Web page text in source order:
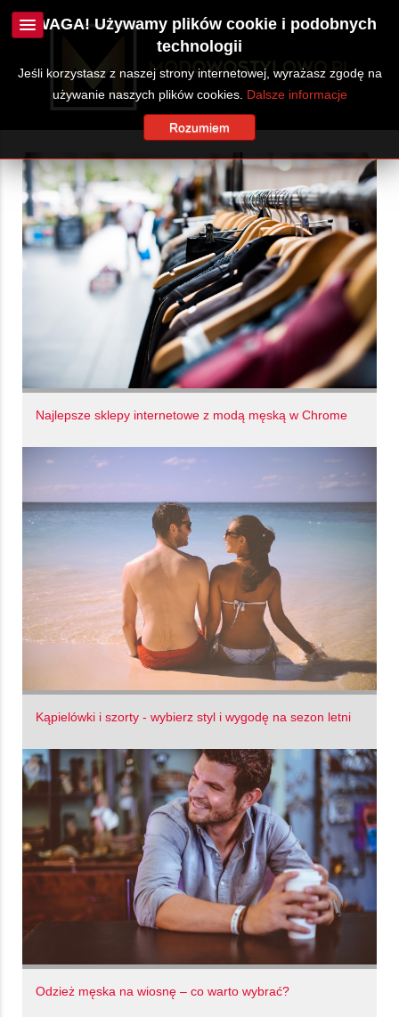
Najlepsze sklepy internetowe z modą męską w Chrome
Kąpielówki i szorty - wybierz styl i wygodę na sezon letni
Odzież męska na wiosnę – co warto wybrać?
UWAGA! Używamy plików cookie i podobnych
technologii
Jeśli korzystasz z naszej strony internetowej, wyrażasz zgodę na
używanie naszych plików cookies. Dalsze informacje
Rozumiem